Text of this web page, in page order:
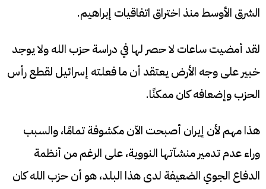
الشرق الأوسط منذ اختراق اتفاقيات إبراهيم.
لقد أمضيت ساعات لا حصر لها في دراسة حزب الله ولا يوجد
خبير على وجه الأرض يعتقد أن ما فعلته إسرائيل لقطع رأس
الحزب وإضعافه كان ممكنًا.
هذا مهم لأن إيران أصبحت الآن مكشوفة تمامًا، والسبب
وراء عدم تدمير منشآتها النووية، على الرغم من أنظمة
الدفاع الجوي الضعيفة لدى هذا البلد، هو أن حزب الله كان